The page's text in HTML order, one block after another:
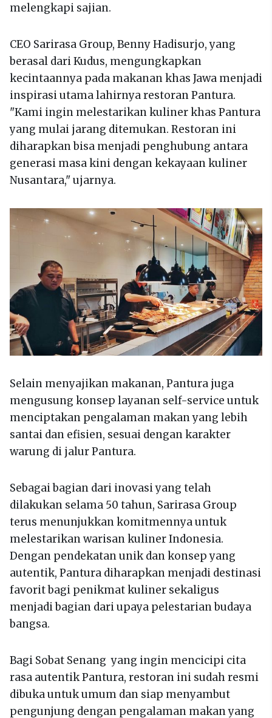
melengkapi sajian.
CEO Sarirasa Group, Benny Hadisurjo, yang
berasal dari Kudus, mengungkapkan
kecintaannya pada makanan khas Jawa menjadi
inspirasi utama lahirnya restoran Pantura.
"Kami ingin melestarikan kuliner khas Pantura
yang mulai jarang ditemukan. Restoran ini
diharapkan bisa menjadi penghubung antara
generasi masa kini dengan kekayaan kuliner
Nusantara," ujarnya.
Selain menyajikan makanan, Pantura juga
mengusung konsep layanan self-service untuk
menciptakan pengalaman makan yang lebih
santai dan efisien, sesuai dengan karakter
warung di jalur Pantura.
Sebagai bagian dari inovasi yang telah
dilakukan selama 50 tahun, Sarirasa Group
terus menunjukkan komitmennya untuk
melestarikan warisan kuliner Indonesia.
Dengan pendekatan unik dan konsep yang
autentik, Pantura diharapkan menjadi destinasi
favorit bagi penikmat kuliner sekaligus
menjadi bagian dari upaya pelestarian budaya
bangsa.
Bagi Sobat Senang yang ingin mencicipi cita
rasa autentik Pantura, restoran ini sudah resmi
dibuka untuk umum dan siap menyambut
pengunjung dengan pengalaman makan yang